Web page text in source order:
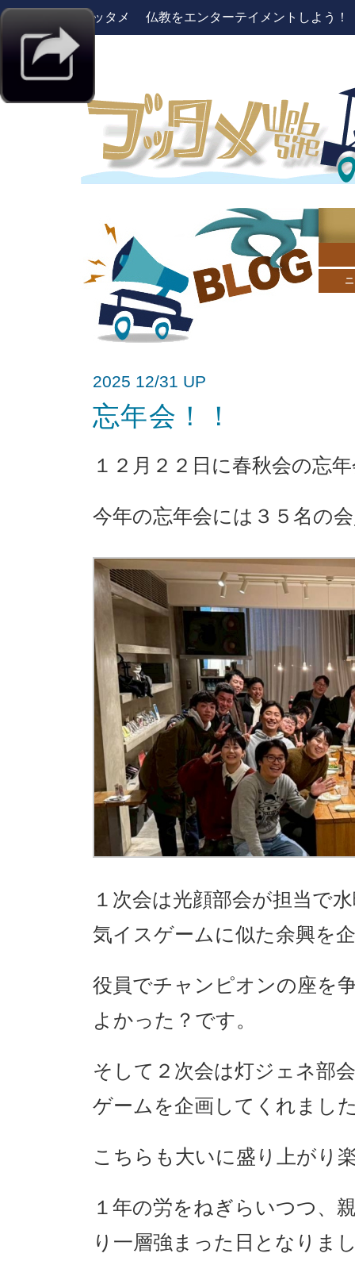
ブッタメ 仏教をエンターテイメントしよう
2025 12/31 UP
忘年会！！
１２月２２日に春秋会の忘
今年の忘年会には３５名の
１次会は光顔部会が担当で
気イスゲームに似た余興を
役員でチャンピオンの座を
よかった？です。
そして２次会は灯ジェネ部
ゲームを企画してくれまし
こちらも大いに盛り上がり
１年の労をねぎらいつつ、
り一層強まった日となりま